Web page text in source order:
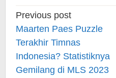
Post
navigation
Previous post
Maarten Paes Puzzle
Terakhir Timnas
Indonesia? Statistiknya
Gemilang di MLS 2023